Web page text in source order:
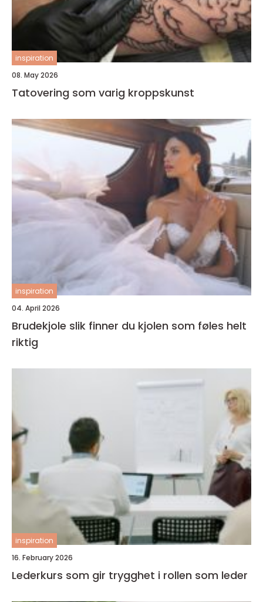
inspiration
08. May 2026
Tatovering som varig kroppskunst
inspiration
04. April 2026
Brudekjole slik finner du kjolen som føles helt
riktig
inspiration
16. February 2026
Lederkurs som gir trygghet i rollen som leder